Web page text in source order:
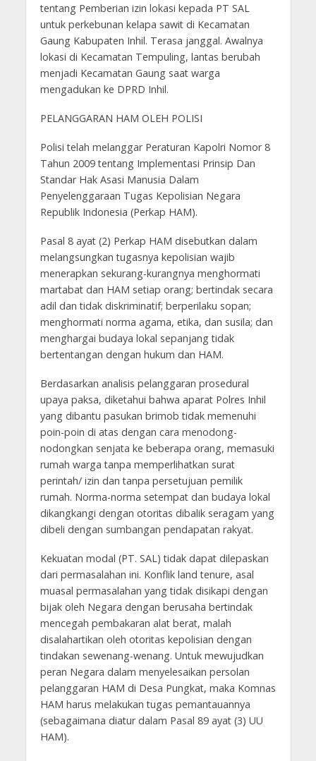
tentang Pemberian izin lokasi kepada PT SAL
untuk perkebunan kelapa sawit di Kecamatan
Gaung Kabupaten Inhil. Terasa janggal. Awalnya
lokasi di Kecamatan Tempuling, lantas berubah
menjadi Kecamatan Gaung saat warga
mengadukan ke DPRD Inhil.
PELANGGARAN HAM OLEH POLISI
Polisi telah melanggar Peraturan Kapolri Nomor 8
Tahun 2009 tentang Implementasi Prinsip Dan
Standar Hak Asasi Manusia Dalam
Penyelenggaraan Tugas Kepolisian Negara
Republik Indonesia (Perkap HAM).
Pasal 8 ayat (2) Perkap HAM disebutkan dalam
melangsungkan tugasnya kepolisian wajib
menerapkan sekurang-kurangnya menghormati
martabat dan HAM setiap orang; bertindak secara
adil dan tidak diskriminatif; berperilaku sopan;
menghormati norma agama, etika, dan susila; dan
menghargai budaya lokal sepanjang tidak
bertentangan dengan hukum dan HAM.
Berdasarkan analisis pelanggaran prosedural
upaya paksa, diketahui bahwa aparat Polres Inhil
yang dibantu pasukan brimob tidak memenuhi
poin-poin di atas dengan cara menodong-
nodongkan senjata ke beberapa orang, memasuki
rumah warga tanpa memperlihatkan surat
perintah/ izin dan tanpa persetujuan pemilik
rumah. Norma-norma setempat dan budaya lokal
dikangkangi dengan otoritas dibalik seragam yang
dibeli dengan sumbangan pendapatan rakyat.
Kekuatan modal (PT. SAL) tidak dapat dilepaskan
dari permasalahan ini. Konflik land tenure, asal
muasal permasalahan yang tidak disikapi dengan
bijak oleh Negara dengan berusaha bertindak
mencegah pembakaran alat berat, malah
disalahartikan oleh otoritas kepolisian dengan
tindakan sewenang-wenang. Untuk mewujudkan
peran Negara dalam menyelesaikan persolan
pelanggaran HAM di Desa Pungkat, maka Komnas
HAM harus melakukan tugas pemantauannya
(sebagaimana diatur dalam Pasal 89 ayat (3) UU
HAM).